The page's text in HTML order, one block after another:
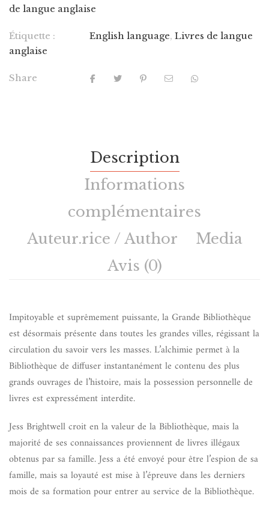
de langue anglaise
Étiquette : English language, Livres de langue
anglaise
Share
Description
Informations
complémentaires
Auteur.rice / Author
Media
Avis (0)
Impitoyable et suprêmement puissante, la Grande Bibliothèque
est désormais présente dans toutes les grandes villes, régissant la
circulation du savoir vers les masses. L’alchimie permet à la
Bibliothèque de diffuser instantanément le contenu des plus
grands ouvrages de l’histoire, mais la possession personnelle de
livres est expressément interdite.
Jess Brightwell croit en la valeur de la Bibliothèque, mais la
majorité de ses connaissances proviennent de livres illégaux
obtenus par sa famille. Jess a été envoyé pour être l’espion de sa
famille, mais sa loyauté est mise à l’épreuve dans les derniers
mois de sa formation pour entrer au service de la Bibliothèque.